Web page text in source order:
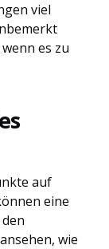
viel
es zu
auf
eine
wie